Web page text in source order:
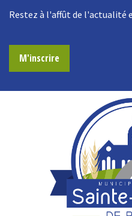
Restez à l'affût de l'actualité
M'inscrire